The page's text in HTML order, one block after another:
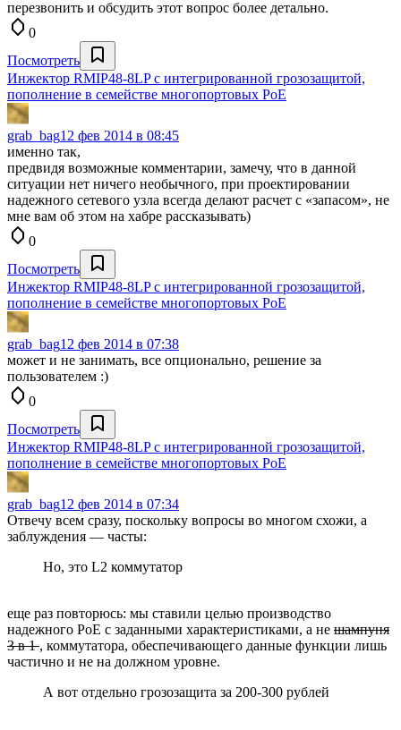
перезвонить и обсудить этот вопрос более детально.
0
Посмотреть
Инжектор RMIP48-8LP с интегрированной грозозащитой,
пополнение в семействе многопортовых PoE
grab_bag12 фев 2014 в 08:45
именно так,
предвидя возможные комментарии, замечу, что в данной
ситуации нет ничего необычного, при проектировании
надежного сетевого узла всегда делают расчет с «запасом», не
мне вам об этом на хабре рассказывать)
0
Посмотреть
Инжектор RMIP48-8LP с интегрированной грозозащитой,
пополнение в семействе многопортовых PoE
grab_bag12 фев 2014 в 07:38
может и не занимать, все опционально, решение за
пользователем :)
0
Посмотреть
Инжектор RMIP48-8LP с интегрированной грозозащитой,
пополнение в семействе многопортовых PoE
grab_bag12 фев 2014 в 07:34
Отвечу всем сразу, поскольку вопросы во многом схожи, а
заблуждения — часты:
Но, это L2 коммутатор
еще раз повторюсь: мы ставили целью производство
надежного PoE с заданными характеристиками, а не шампуня
3 в 1, коммутатора, обеспечивающего данные функции лишь
частично и не на должном уровне.
А вот отдельно грозозащита за 200-300 рублей